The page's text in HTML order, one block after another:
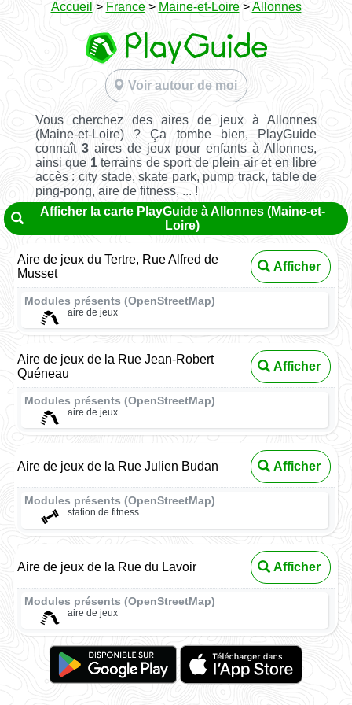
Accueil > France> Maine-et-Loire>Allonnes
Voir autour de moi
Vous cherchez des aires de jeux à Allonnes
(Maine-et-Loire) ? Ça tombe bien, PlayGuide
connaît 3aires de jeux pour enfants à Allonnes,
ainsi que 1terrains de sport de plein air et en libre
accès : city stade, skate park, pump track, table de
ping-pong, aire de fitness, ... !
Afficher la carte PlayGuide à Allonnes (Maine-et-
Loire)
Aire de jeux du Tertre, Rue Alfred de
Musset
Afficher
Modules présents (OpenStreetMap)
aire de jeux
Aire de jeux de la Rue Jean-Robert
Quéneau
Afficher
Modules présents (OpenStreetMap)
aire de jeux
Aire de jeux de la Rue Julien Budan Afficher
Modules présents (OpenStreetMap)
station de fitness
Aire de jeux de la Rue du Lavoir Afficher
Modules présents (OpenStreetMap)
aire de jeux